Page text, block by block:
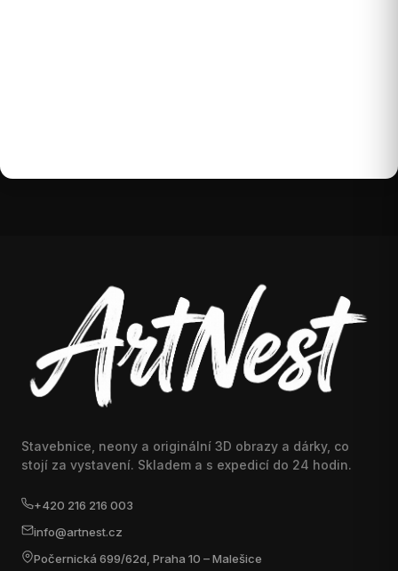
Stavebnice, neony a originální 3D obrazy a dárky, co
stojí za vystavení. Skladem a s expedicí do 24 hodin.
+420 216 216 003
info@artnest.cz
Počernická 699/62d, Praha 10 – Malešice